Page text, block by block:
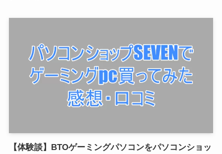
【体験談】BTOゲーミングパソコンをパソコンショッ